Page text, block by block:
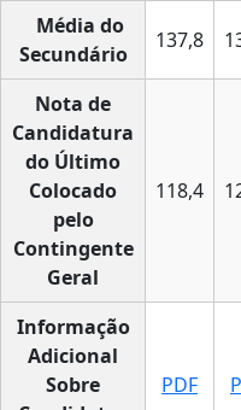
Média do
Secundário
137,8
Nota de
Candidatura
do Último
Colocado
pelo
Contingente
Geral
118,4
Informação
Adicional
Sobre
PDF